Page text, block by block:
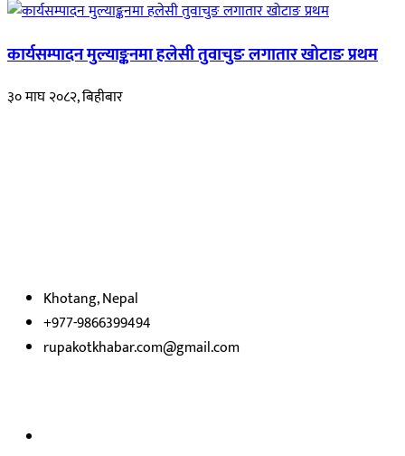
कार्यसम्पादन मुल्याङ्कनमा हलेसी तुवाचुङ लगातार खोटाङ प्रथम
३० माघ २०८२, बिहीबार
Khotang, Nepal
+977-9866399494
rupakotkhabar.com@gmail.com